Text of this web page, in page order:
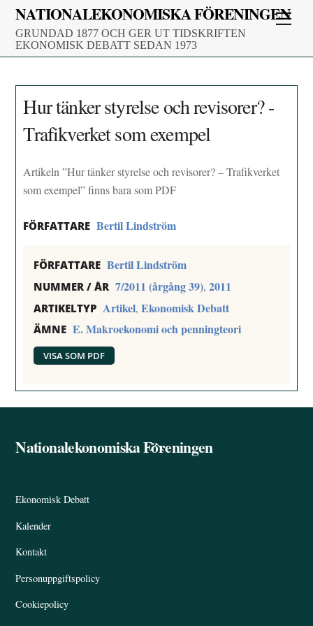
Skip
content
NATIONALEKONOMISKA FÖRENINGEN
GRUNDAD 1877 OCH GER UT TIDSKRIFTEN
EKONOMISK DEBATT SEDAN 1973
Hur tänker styrelse och revisorer? -
Trafikverket som exempel
Artikeln ”Hur tänker styrelse och revisorer? – Trafikverket
som exempel” finns bara som PDF
FÖRFATTARE Bertil Lindström
FÖRFATTARE Bertil Lindström
NUMMER / ÅR 7/2011 (årgång 39),2011
ARTIKELTYP Artikel,Ekonomisk Debatt
ÄMNE E. Makroekonomi och penningteori
VISA SOM PDF
Back
Nationalekonomiska Föreningen
Ekonomisk Debatt
Kalender
Kontakt
Personuppgiftspolicy
Cookiepolicy